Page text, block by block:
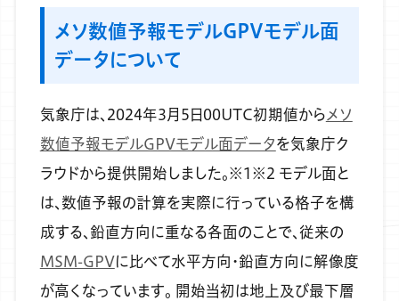
メソ数値予報モデルGPVモデル面
データについて
気象庁は、2024年3月5日00UTC初期値からメソ
数値予報モデルGPVモデル面データを気象庁ク
ラウドから提供開始しました。※1※2 モデル面と
は、数値予報の計算を実際に行っている格子を構
成する、鉛直方向に重なる各面のことで、従来の
MSM-GPVに比べて水平方向・鉛直方向に解像度
が高くなっています。 開始当初は地上及び最下層